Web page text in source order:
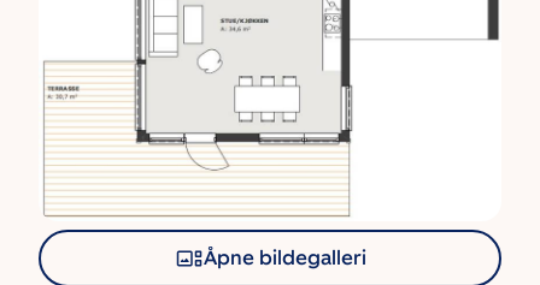
Åpne bildegalleri